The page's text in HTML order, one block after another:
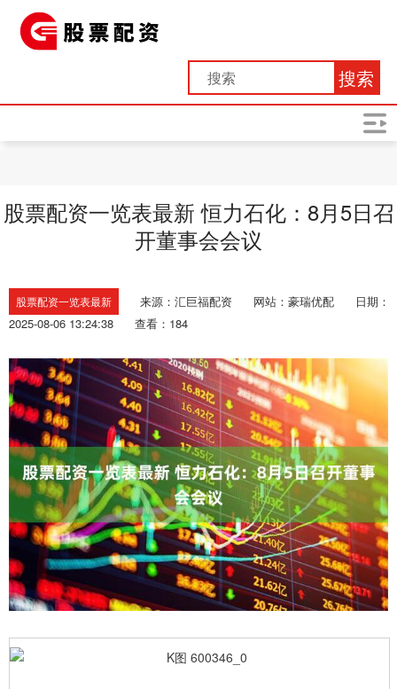
搜索
股票配资一览表最新 恒力石化：8月5日召
开董事会会议
股票配资一览表最新 来源：汇巨福配资 网站：豪瑞优配
日期：
2025-08-06 13:24:38
查看：184